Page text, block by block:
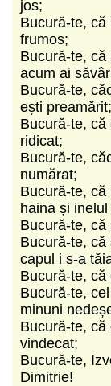
jos;
Bucură-te,
frumos;
Bucură-te,
acum ai
Bucură-te,
ești preamărit;
Bucură-te,
ridicat;
Bucură-te,
numărat;
Bucură-te,
haina și
Bucură-te,
Bucură-te,
capul i s-a
Bucură-te,
Bucură-te,
minuni
Bucură-te,
vindecat;
Bucură-te,
Dimitrie!